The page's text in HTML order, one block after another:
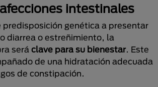
intestinales
predisposición genética a presentar
diarrea o estreñimiento, la
será clave para su bienestar. Este
de una hidratación adecuada
de constipación.